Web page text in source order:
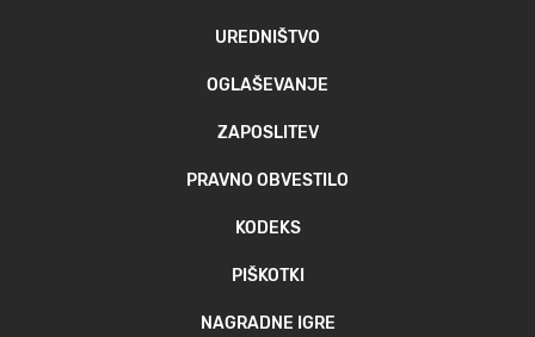
UREDNIŠTVO
OGLAŠEVANJE
ZAPOSLITEV
PRAVNO OBVESTILO
KODEKS
PIŠKOTKI
NAGRADNE IGRE